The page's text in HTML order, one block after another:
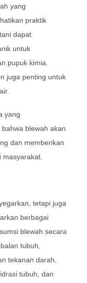
yang
praktik
dapat
untuk
pupuk kimia.
juga penting untuk
yang
blewah akan
dan memberikan
tetapi juga
berbagai
blewah secara
tubuh,
tekanan darah,
tubuh, dan